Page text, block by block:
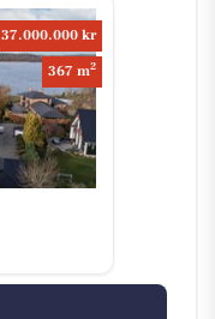
37.000.000 kr
367 m2